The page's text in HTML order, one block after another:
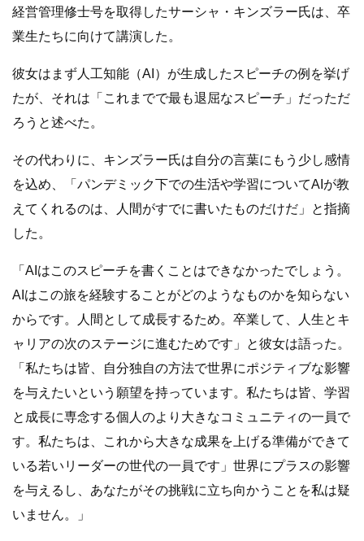
経営管理修士号を取得したサーシャ・キンズラー氏は、卒
業生たちに向けて講演した。
彼女はまず人工知能（AI）が生成したスピーチの例を挙げ
たが、それは「これまでで最も退屈なスピーチ」だっただ
ろうと述べた。
その代わりに、キンズラー氏は自分の言葉にもう少し感情
を込め、「パンデミック下での生活や学習についてAIが教
えてくれるのは、人間がすでに書いたものだけだ」と指摘
した。
「AIはこのスピーチを書くことはできなかったでしょう。
AIはこの旅を経験することがどのようなものかを知らない
からです。人間として成長するため。卒業して、人生とキ
ャリアの次のステージに進むためです」と彼女は語った。
「私たちは皆、自分独自の方法で世界にポジティブな影響
を与えたいという願望を持っています。私たちは皆、学習
と成長に専念する個人のより大きなコミュニティの一員で
す。私たちは、これから大きな成果を上げる準備ができて
いる若いリーダーの世代の一員です」世界にプラスの影響
を与えるし、あなたがその挑戦に立ち向かうことを私は疑
いません。」